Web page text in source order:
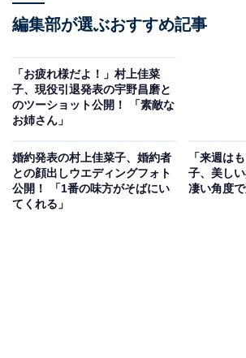
編集部が選ぶおすすめ記事
「お疲れ様だよ！」村上佳菜
子、現役引退発表の宇野昌磨と
のツーショット公開！ 「素敵な
お姉さん」
婚約発表の村上佳菜子、婚約者
との顔出しウエディングフォト
公開！ 「1番の味方がそばにい
てくれる」
「来週は
子、美し
凄い角度